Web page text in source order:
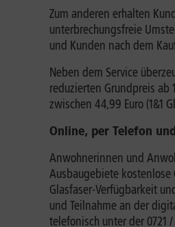
Zum anderen erhalten
unterbrechungsfreie
und Kunden nach dem
Neben dem Service
reduzierten Grundpreis ab
zwischen 44,99 Euro (1&1
Online, per Telefon
Anwohnerinnen und
Ausbaugebiete
Glasfaser-Verfügbarkeit
und Teilnahme an der
telefonisch unter der